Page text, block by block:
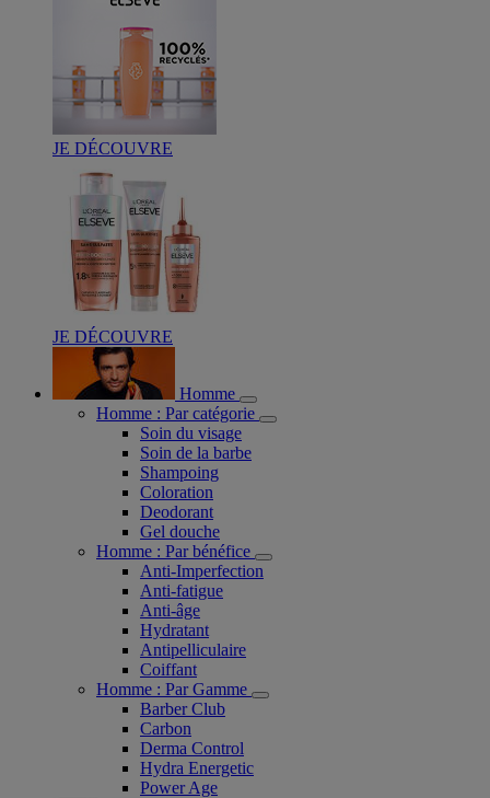
JE DÉCOUVRE
JE DÉCOUVRE
Homme
Homme : Par catégorie
Soin du visage
Soin de la barbe
Shampoing
Coloration
Deodorant
Gel douche
Homme : Par bénéfice
Anti-Imperfection
Anti-fatigue
Anti-âge
Hydratant
Antipelliculaire
Coiffant
Homme : Par Gamme
Barber Club
Carbon
Derma Control
Hydra Energetic
Power Age